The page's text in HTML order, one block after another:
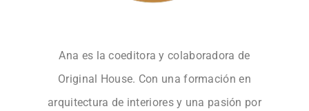
Ana es la coeditora y colaboradora de
Original House. Con una formación en
arquitectura de interiores y una pasión por